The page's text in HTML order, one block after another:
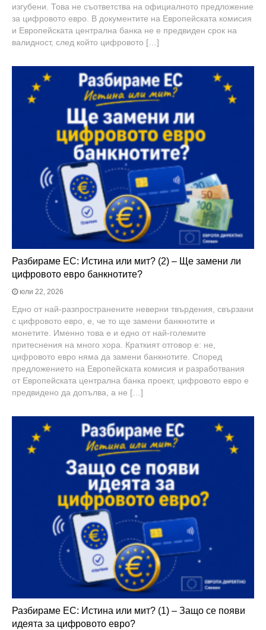
изгубени. Това не съответства на официалното предложение
за цифровото евро. В документите на Европейската комисия
и Европейската централна банка не е предвиден срок на
валидност, след който цифровото […]
Разбираме ЕС: Истина или мит? (2) – Ще замени ли
цифровото евро банкнотите?
юли 22, 2026
Едно от най-разпространените неверни твърдения, свързани
с цифровото евро, е, че то ще замени банкнотите и
монетите. Именно това е и едно от най-големите
притеснения на много хора. Краткият отговор е: не,
цифровото евро няма да замени банкнотите. Според
предложението на Европейската комисия и разработвания
от Европейската централна банка проект, цифровото евро е
предвидено да допълва, а не […]
Разбираме ЕС: Истина или мит? (1) – Защо се появи
идеята за цифровото евро?